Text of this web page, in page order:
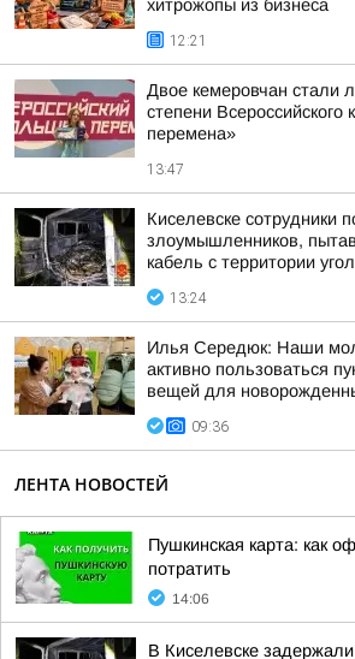
хитрожопы из бизнеса
12:21
Двое кемеровчан стали
степени Всероссийского
перемена»
13:47
Киселевске сотрудники
злоумышленников,
кабель с территории
13:24
Илья Середюк: Наши
активно пользоваться
вещей для
09:36
ЛЕНТА НОВОСТЕЙ
Пушкинская карта: как
потратить
14:06
В Киселевске